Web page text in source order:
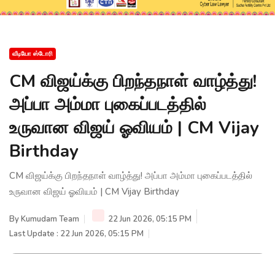
வீடியோ ஸ்டோரி
CM விஜய்க்கு பிறந்தநாள் வாழ்த்து!
அப்பா அம்மா புகைப்படத்தில்
உருவான விஜய் ஓவியம் | CM Vijay
Birthday
CM விஜய்க்கு பிறந்தநாள் வாழ்த்து! அப்பா அம்மா புகைப்படத்தில்
உருவான விஜய் ஓவியம் | CM Vijay Birthday
ByKumudam Team
22 Jun 2026, 05:15 PM
Last Update : 22 Jun 2026, 05:15 PM